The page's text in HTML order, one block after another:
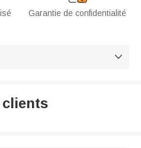
Garantie de confidentialité

clients